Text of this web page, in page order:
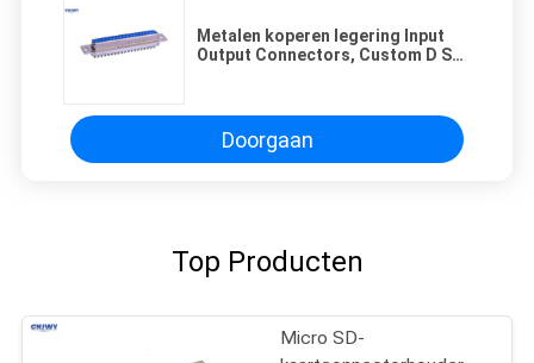
Metalen koperen legering Input
Output Connectors, Custom D Sub
Doorgaan
Top Producten
Micro SD-